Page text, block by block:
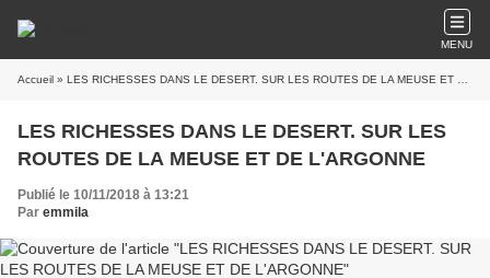
MENU
Accueil » LES RICHESSES DANS LE DESERT. SUR LES ROUTES DE LA MEUSE ET DE L'ARGONNE
LES RICHESSES DANS LE DESERT. SUR LES
ROUTES DE LA MEUSE ET DE L'ARGONNE
Publié le 10/11/2018 à 13:21
Par emmila